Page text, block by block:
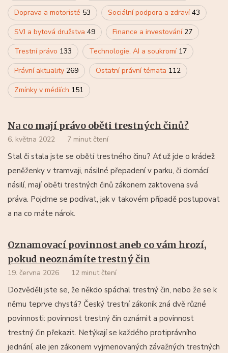
Doprava a motoristé 53 Sociální podpora a zdraví43
SVJ a bytová družstva 49 Finance a investování 27
Trestní právo 133 Technologie, AI a soukromí 17
Právní aktuality 269 Ostatní právní témata 112
Zmínky v médiích 151
Na co mají právo oběti trestných činů?
6. května 2022 7 minut čtení
Stal či stala jste se obětí trestného činu? Ať už jde o krádež
peněženky v tramvaji, násilné přepadení v parku, či domácí
násilí, mají oběti trestných činů zákonem zaktovena svá
práva. Pojďme se podívat, jak v takovém případě postupovat
a na co máte nárok.
Oznamovací povinnost aneb co vám hrozí,
pokud neoznámíte trestný čin
19. června 2026 12 minut čtení
Dozvěděli jste se, že někdo spáchal trestný čin, nebo že se k
němu teprve chystá? Český trestní zákoník zná dvě různé
povinnosti: povinnost trestný čin oznámit a povinnost
trestný čin překazit. Netýkají se každého protiprávního
jednání, ale jen zákonem vyjmenovaných závažných trestných